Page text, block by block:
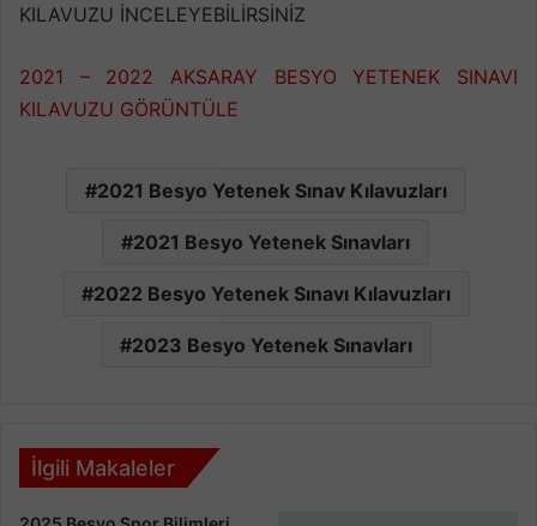
KILAVUZU İNCELEYEBİLİRSİNİZ
2021 – 2022 AKSARAY BESYO YETENEK SINAVI
KILAVUZU GÖRÜNTÜLE
2021 Besyo Yetenek Sınav Kılavuzları
2021 Besyo Yetenek Sınavları
2022 Besyo Yetenek Sınavı Kılavuzları
2023 Besyo Yetenek Sınavları
İlgili Makaleler